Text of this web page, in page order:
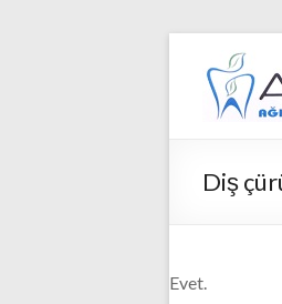
content
Ağız
ve
Diş
Ataman
Diş
Evet.